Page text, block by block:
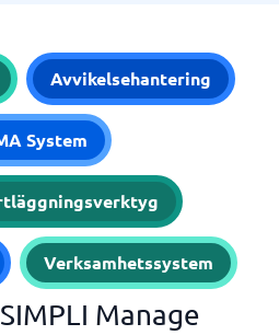
Avvikelsehantering
System
Verksamhetssystem
Manage